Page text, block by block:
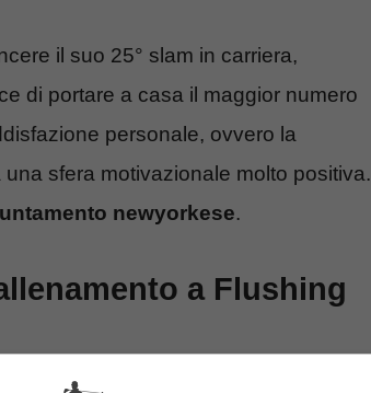
il suo 25° slam in carriera,
di portare a casa il maggior numero
personale, ovvero la
sfera motivazionale molto positiva.
newyorkese.
a Flushing